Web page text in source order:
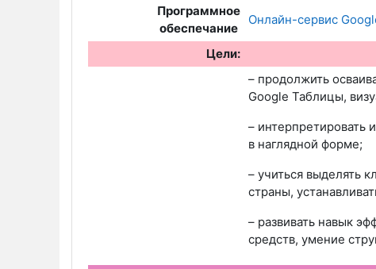
Программное
обеспечание
Онлайн-сервис
Цели:
– продолжить
Google Таблицы,
– интерпретировать
в наглядной форме;
– учиться выделять
страны,
– развивать навык
средств, умение